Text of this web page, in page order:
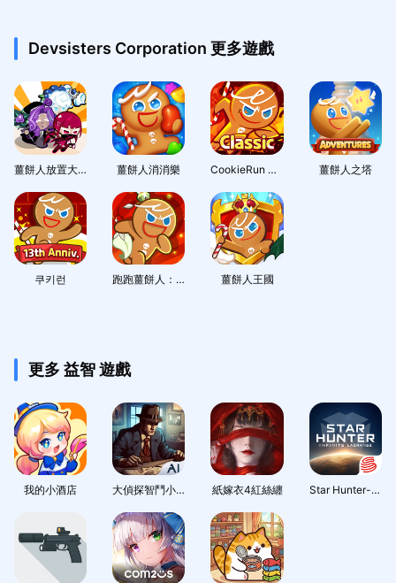
Devsisters Corporation 更多遊戲
薑餅人放置大戰爭 - 餅乾養成RPG 薑餅人消消樂 CookieRun Classic 薑餅人之塔
쿠키런 跑跑薑餅人：烤箱大逃亡 薑餅人王國
更多 益智 遊戲
我的小酒店 大偵探智鬥小AI 紙嫁衣4紅絲纏 Star Hunter-Infinite Lagrange